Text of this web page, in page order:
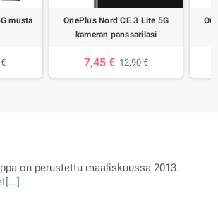
musta
OnePlus Nord CE 3 Lite 5G
kameran panssarilasi
7,45 € 12,90 €
on perustettu maaliskuussa 2013.
[...]